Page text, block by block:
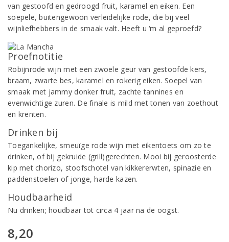
van gestoofd en gedroogd fruit, karamel en eiken. Een
soepele, buitengewoon verleidelijke rode, die bij veel
wijnliefhebbers in de smaak valt. Heeft u ‘m al geproefd?
Proefnotitie
Robijnrode wijn met een zwoele geur van gestoofde kers,
braam, zwarte bes, karamel en rokerig eiken. Soepel van
smaak met jammy donker fruit, zachte tannines en
evenwichtige zuren. De finale is mild met tonen van zoethout
en krenten.
Drinken bij
Toegankelijke, smeuïge rode wijn met eikentoets om zo te
drinken, of bij gekruide (grill)gerechten. Mooi bij geroosterde
kip met chorizo, stoofschotel van kikkererwten, spinazie en
paddenstoelen of jonge, harde kazen.
Houdbaarheid
Nu drinken; houdbaar tot circa 4 jaar na de oogst.
8,20